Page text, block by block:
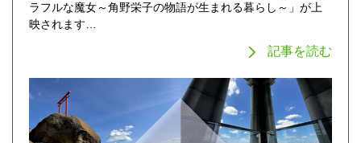
ラフルな魔女～角野栄子の物語が生まれる暮らし～」が上
映されます…
記事を読む